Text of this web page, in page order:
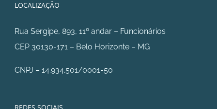
LOCALIZAÇÃO
Rua Sergipe, 893, 11º andar – Funcionários
CEP 30130-171 – Belo Horizonte – MG
CNPJ – 14.934.501/0001-50